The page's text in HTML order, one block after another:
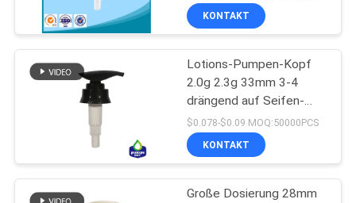
WERKSBESICHTIGUNG
QUALITÄTSKONTROLLE
KONTAKT
UNS
Lotions-Zufuhr-
Pumpe
415 der Seifen-2CC
KONTAKT
Lotions-Pumpen-Kopf
2.0g 2.3g 33mm 3-4
drängend auf Seifen-
Flasche
$0.078-$0.09 MOQ:50000PCS
KONTAKT
Große Dosierung 28mm